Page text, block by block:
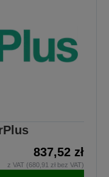
837,52 zł
z VAT (680,91 zł bez VAT)